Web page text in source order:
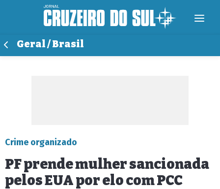
Geral / Brasil
Crime organizado
PF prende mulher sancionada
pelos EUA por elo com PCC